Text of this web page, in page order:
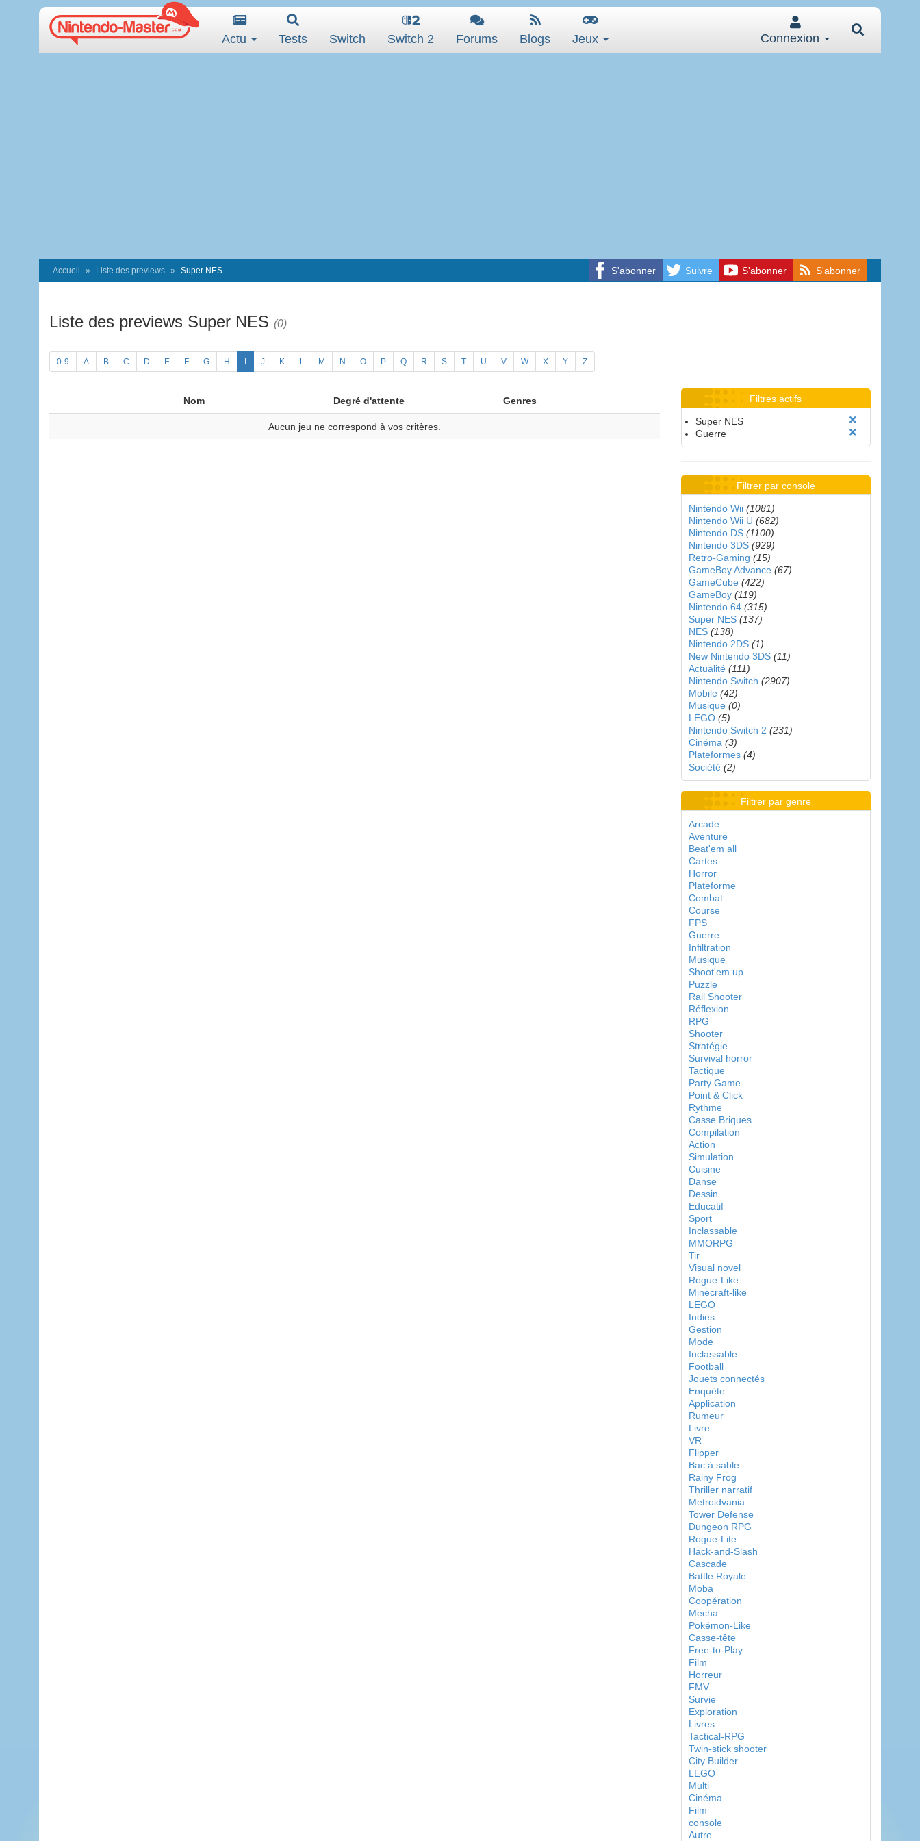
Actu Tests Switch Switch 2 Forums Blogs Jeux Connexion
S'abonner Suivre S'abonner S'abonner
Accueil Liste des previews Super NES
Liste des previews Super NES (0)
0-9 A B C D E F G H J K L M N O P Q R S T U V W X Y Z
Nom Degré d'attente Genres
Aucun jeu ne correspond à vos critères.
Filtres actifs
Super NES
Guerre
Filtrer par console
Nintendo Wii (1081)
Nintendo Wii U (682)
Nintendo DS (1100)
Nintendo 3DS (929)
Retro-Gaming (15)
GameBoy Advance (67)
GameCube (422)
GameBoy (119)
Nintendo 64 (315)
Super NES (137)
NES (138)
Nintendo 2DS (1)
New Nintendo 3DS (11)
Actualité (111)
Nintendo Switch (2907)
Mobile (42)
Musique (0)
LEGO (5)
Nintendo Switch 2 (231)
Cinéma (3)
Plateformes (4)
Société (2)
Filtrer par genre
Arcade
Aventure
Beat'em all
Cartes
Horror
Plateforme
Combat
Course
FPS
Guerre
Infiltration
Musique
Shoot'em up
Puzzle
Rail Shooter
Réflexion
RPG
Shooter
Stratégie
Survival horror
Tactique
Party Game
Point & Click
Rythme
Casse Briques
Compilation
Action
Simulation
Cuisine
Danse
Dessin
Educatif
Sport
Inclassable
MMORPG
Tir
Visual novel
Rogue-Like
Minecraft-like
LEGO
Indies
Gestion
Mode
Inclassable
Football
Jouets connectés
Enquête
Application
Rumeur
Livre
VR
Flipper
Bac à sable
Rainy Frog
Thriller narratif
Metroidvania
Tower Defense
Dungeon RPG
Rogue-Lite
Hack-and-Slash
Cascade
Battle Royale
Moba
Coopération
Mecha
Pokémon-Like
Casse-tête
Free-to-Play
Film
Horreur
FMV
Survie
Exploration
Livres
Tactical-RPG
Twin-stick shooter
City Builder
LEGO
Multi
Cinéma
Film
console
Autre